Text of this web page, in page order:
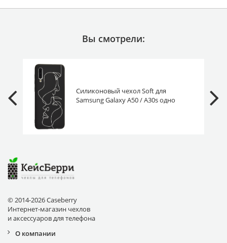
Вы смотрели:
Силиконовый чехол Soft для
Samsung Galaxy A50 / A30s одно
© 2014-2026 Caseberry
Интернет-магазин чехлов
и аксессуаров для телефона
О компании